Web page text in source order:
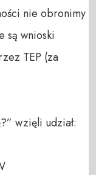
nie obronimy
są wnioski
TEP (za
wzięli udział: